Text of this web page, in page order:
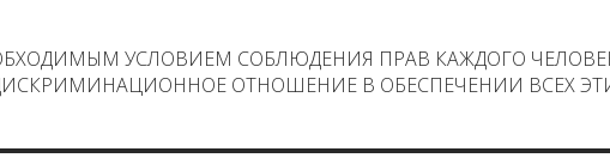
УСЛОВИЕМ СОБЛЮДЕНИЯ ПРАВ КАЖДОГО
ОТНОШЕНИЕ В ОБЕСПЕЧЕНИИ ВСЕХ